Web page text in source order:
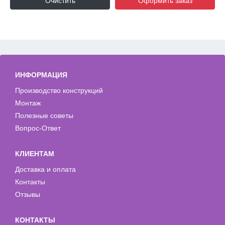
ИНФОРМАЦИЯ
Производство конструкций
Монтаж
Полезные советы
Вопрос-Ответ
КЛИЕНТАМ
Доставка и оплата
Контакты
Отзывы
КОНТАКТЫ